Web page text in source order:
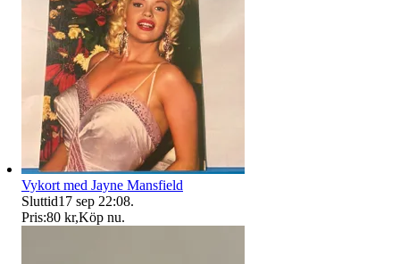
Vykort med Jayne Mansfield
Sluttid17 sep 22:08.
Pris:80 kr,Köp nu.